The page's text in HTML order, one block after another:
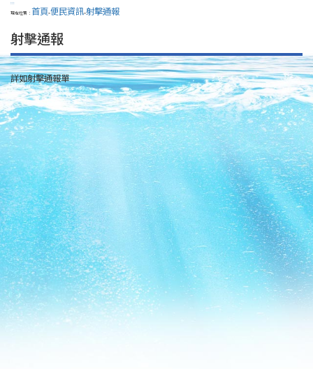
:::
現在位置： 首頁>便民資訊>射擊通報
射擊通報
詳如射擊通報單